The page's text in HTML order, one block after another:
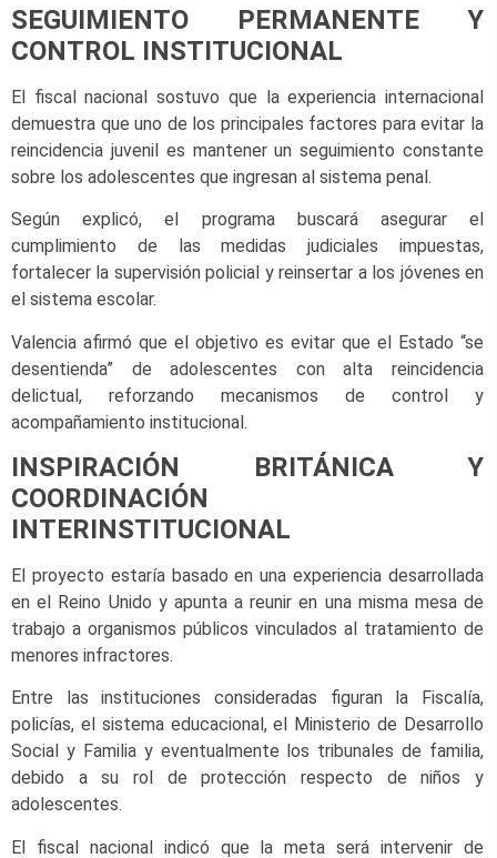
SEGUIMIENTO PERMANENTE Y
CONTROL INSTITUCIONAL
El fiscal nacional sostuvo que la experiencia internacional
demuestra que uno de los principales factores para evitar la
reincidencia juvenil es mantener un seguimiento constante
sobre los adolescentes que ingresan al sistema penal.
Según explicó, el programa buscará asegurar el
cumplimiento de las medidas judiciales impuestas,
fortalecer la supervisión policial y reinsertar a los jóvenes en
el sistema escolar.
Valencia afirmó que el objetivo es evitar que el Estado “se
desentienda” de adolescentes con alta reincidencia
delictual, reforzando mecanismos de control y
acompañamiento institucional.
INSPIRACIÓN BRITÁNICA Y
COORDINACIÓN
INTERINSTITUCIONAL
El proyecto estaría basado en una experiencia desarrollada
en el Reino Unido y apunta a reunir en una misma mesa de
trabajo a organismos públicos vinculados al tratamiento de
menores infractores.
Entre las instituciones consideradas figuran la Fiscalía,
policías, el sistema educacional, el Ministerio de Desarrollo
Social y Familia y eventualmente los tribunales de familia,
debido a su rol de protección respecto de niños y
adolescentes.
El fiscal nacional indicó que la meta será intervenir de